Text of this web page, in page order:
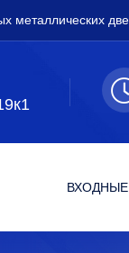
металлических